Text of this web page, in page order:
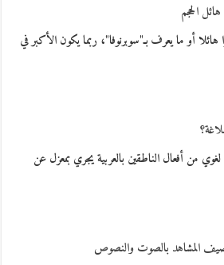
الحجم
أو ما يعرف بـ"سوبرنوفا"، ربما يكون الأكبر في
من أفعال الناطقين بالعربية يجري بمعزل عن
المشاهد بالصوت والنصوص